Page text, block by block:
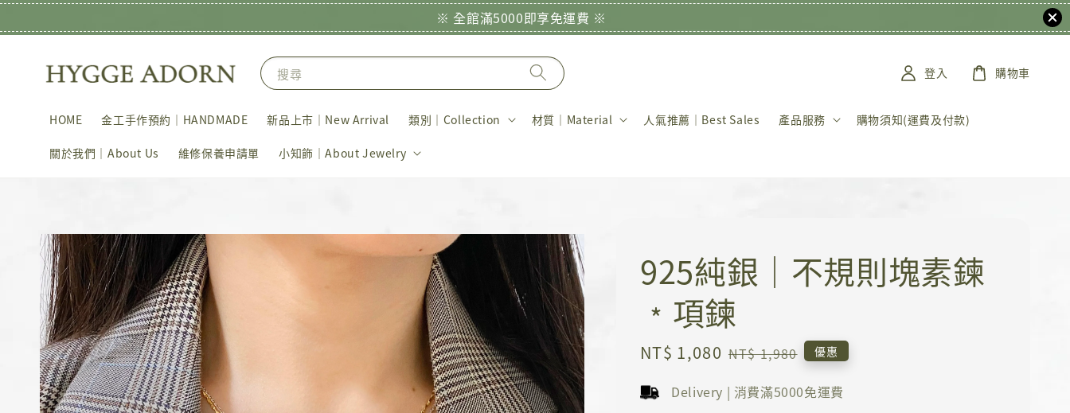
※ 全館滿5000即享免運費 ※
搜尋
HOME 金工手作預約｜HANDMADE 新品上市｜New Arrival 類別｜Collection 材質｜Material 人氣推薦｜Best Sales 產品服務 購物須知(運費及付款)
關於我們｜About Us 維修保養申請單 小知飾｜About Jewelry
登入 購物車
925純銀｜不規則塊素鍊
﹡項鍊
Sale
NT$ 1,080 Regular
NT$ 1,980 優惠
Delivery | 消費滿5000免運費